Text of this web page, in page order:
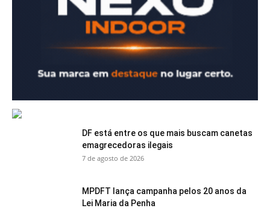
DF está entre os que mais buscam canetas
emagrecedoras ilegais
7 de agosto de 2026
MPDFT lança campanha pelos 20 anos da
Lei Maria da Penha